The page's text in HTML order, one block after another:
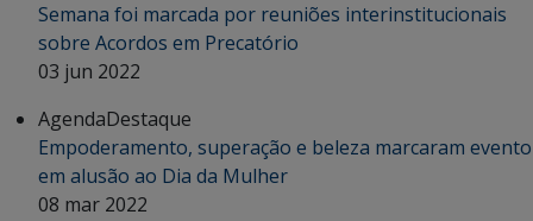
Semana foi marcada por reuniões interinstitucionais
sobre Acordos em Precatório
03 jun 2022
AgendaDestaque
Empoderamento, superação e beleza marcaram evento
em alusão ao Dia da Mulher
08 mar 2022